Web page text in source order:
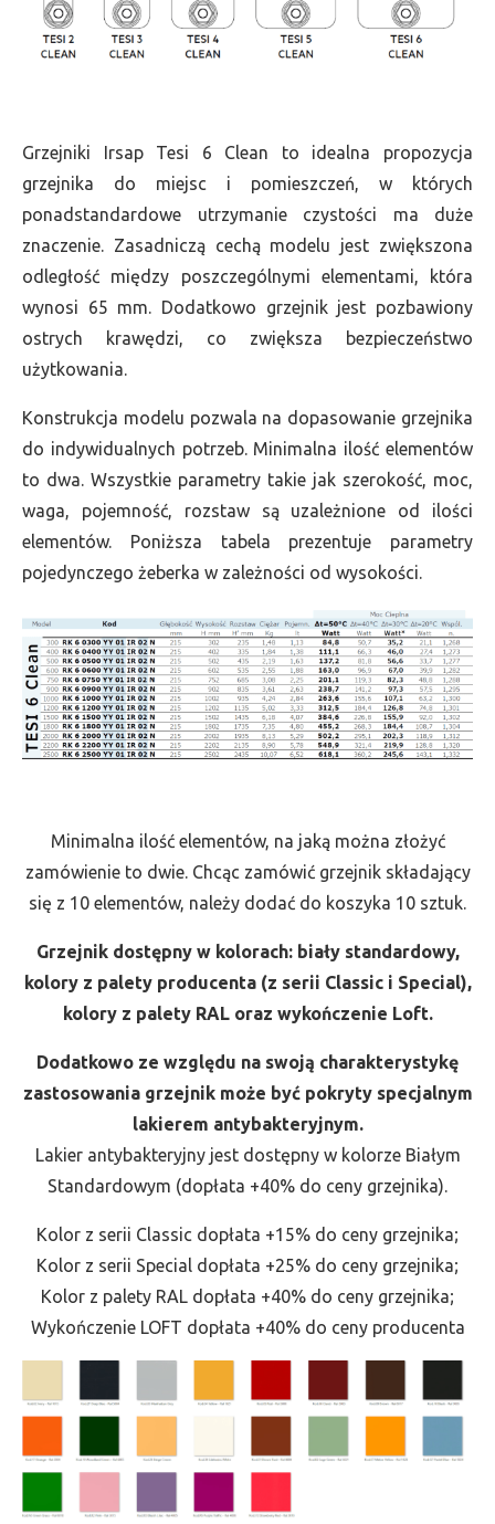
Grzejniki Irsap Tesi 6 Clean to idealna propozycja
grzejnika do miejsc i pomieszczeń, w których
ponadstandardowe utrzymanie czystości ma duże
znaczenie. Zasadniczą cechą modelu jest zwiększona
odległość między poszczególnymi elementami, która
wynosi 65 mm. Dodatkowo grzejnik jest pozbawiony
ostrych krawędzi, co zwiększa bezpieczeństwo
użytkowania.
Konstrukcja modelu pozwala na dopasowanie grzejnika
do indywidualnych potrzeb. Minimalna ilość elementów
to dwa. Wszystkie parametry takie jak szerokość, moc,
waga, pojemność, rozstaw są uzależnione od ilości
elementów. Poniższa tabela prezentuje parametry
pojedynczego żeberka w zależności od wysokości.
Minimalna ilość elementów, na jaką można złożyć
zamówienie to dwie. Chcąc zamówić grzejnik składający
się z 10 elementów, należy dodać do koszyka 10 sztuk.
Grzejnik dostępny w kolorach: biały standardowy,
kolory z palety producenta (z serii Classic i Special),
kolory z palety RAL oraz wykończenie Loft.
Dodatkowo ze względu na swoją charakterystykę
zastosowania grzejnik może być pokryty specjalnym
lakierem antybakteryjnym.
Lakier antybakteryjny jest dostępny w kolorze Białym
Standardowym (dopłata +40% do ceny grzejnika).
Kolor z serii Classic dopłata +15% do ceny grzejnika;
Kolor z serii Special dopłata +25% do ceny grzejnika;
Kolor z palety RAL dopłata +40% do ceny grzejnika;
Wykończenie LOFT dopłata +40% do ceny producenta